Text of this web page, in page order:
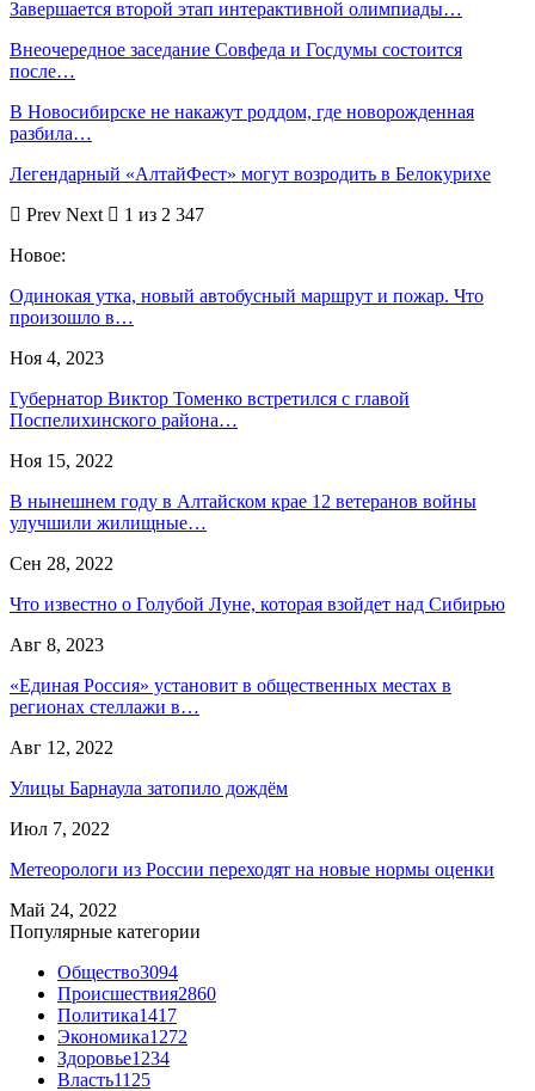
Завершается второй этап интерактивной олимпиады…
Внеочередное заседание Совфеда и Госдумы состоится
после…
В Новосибирске не накажут роддом, где новорожденная
разбила…
Легендарный «АлтайФест» могут возродить в Белокурихе
Prev Next
1 из 2 347
Новое:
Одинокая утка, новый автобусный маршрут и пожар. Что
произошло в…
Ноя 4, 2023
Губернатор Виктор Томенко встретился с главой
Поспелихинского района…
Ноя 15, 2022
В нынешнем году в Алтайском крае 12 ветеранов войны
улучшили жилищные…
Сен 28, 2022
Что известно о Голубой Луне, которая взойдет над Сибирью
Авг 8, 2023
«Единая Россия» установит в общественных местах в
регионах стеллажи в…
Авг 12, 2022
Улицы Барнаула затопило дождём
Июл 7, 2022
Метеорологи из России переходят на новые нормы оценки
Май 24, 2022
Популярные категории
Общество3094
Происшествия2860
Политика1417
Экономика1272
Здоровье1234
Власть1125